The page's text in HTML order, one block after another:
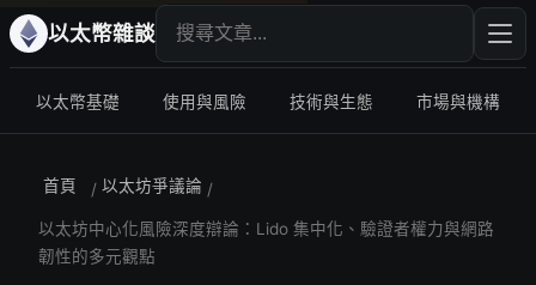
以太幣雜談 搜尋文章 輸入
以太幣基礎 使用與風險 技術與生態 市場與機構
首頁 / 以太坊爭議論 /
以太坊中心化風險深度辯論：Lido 集中化、驗證者權力與網路
韌性的多元觀點